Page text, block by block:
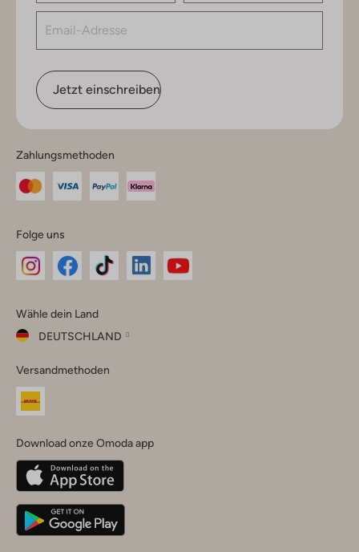
Jetzt einschreiben
Zahlungsmethoden
Folge uns
Instagram
Facebook
TikTok
Wähle dein Land
DEUTSCHLAND
dein
Land
Belgique(Français)
Deutschland
Versandmethoden
Download onze Omoda app